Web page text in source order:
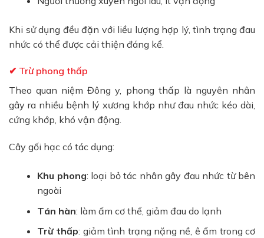
Khi sử dụng đều đặn với liều lượng hợp lý, tình trạng đau
nhức có thể được cải thiện đáng kể.
✔ Trừ phong thấp
Theo quan niệm Đông y, phong thấp là nguyên nhân
gây ra nhiều bệnh lý xương khớp như đau nhức kéo dài,
cứng khớp, khó vận động.
Cây gối hạc có tác dụng:
Khu phong: loại bỏ tác nhân gây đau nhức từ bên
ngoài
Tán hàn: làm ấm cơ thể, giảm đau do lạnh
Trừ thấp: giảm tình trạng nặng nề, ê ẩm trong cơ